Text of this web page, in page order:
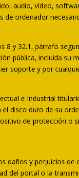
audio, vídeo,
ordenador
y 32.1, párrafo
pública, incluida su
soporte y por
e Industrial
disco duro de su
de protección o
daños y perjuicios
del portal o la